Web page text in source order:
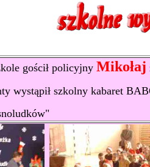
gościł policyjny Mikołaj
wystąpił szkolny kabaret